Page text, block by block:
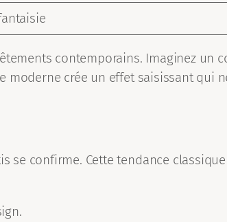
contemporains. Imaginez un
moderne crée un effet saisissant qui
se confirme. Cette tendance